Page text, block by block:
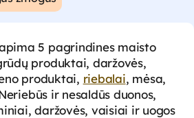
5 pagrindines maisto
produktai, daržovės,
produktai, riebalai, mėsa,
ir nesaldūs duonos,
daržovės, vaisiai ir uogos